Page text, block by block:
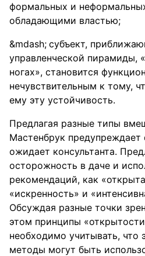
формальных и
обладающими властью;
субъект,
управленческой пирамиды,
ногах», становится
нечувствительным к тому,
ему эту устойчивость.
Предлагая разные типы
Мастенбрук предупреждает
ожидает консультанта.
осторожность в даче и
рекомендаций, как
«искренность» и
Обсуждая разные точки
этом принципы
необходимо учитывать, что
методы могут быть